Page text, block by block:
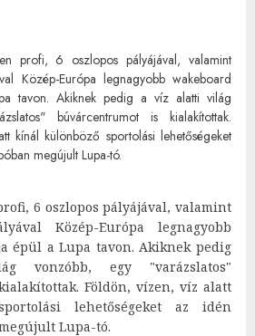
profi, 6 oszlopos pályájával, valamint
Közép-Európa legnagyobb wakeboard
tavon. Akiknek pedig a víz alatti világ
búvárcentrumot is kialakítottak.
kínál különböző sportolási lehetőségeket
megújult Lupa-tó.
6 oszlopos pályájával, valamint
Közép-Európa legnagyobb
épül a Lupa tavon. Akiknek pedig
egy "varázslatos"
Földön, vízen, víz alatt
lehetőségeket az idén
Lupa-tó.